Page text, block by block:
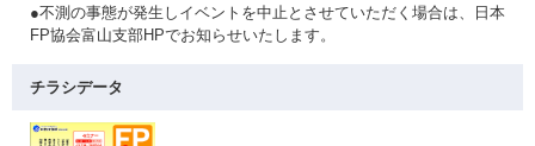
●不測の事態が発生しイベントを中止とさせていただく場合は、日本
FP協会富山支部HPでお知らせいたします。
チラシデータ